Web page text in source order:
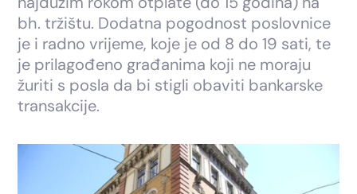
bh. tržištu. Dodatna pogodnost poslovnice
je i radno vrijeme, koje je od 8 do 19 sati, te
je prilagođeno građanima koji ne moraju
žuriti s posla da bi stigli obaviti bankarske
transakcije.